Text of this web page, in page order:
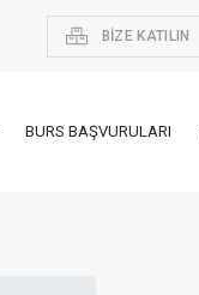
BİZE KATILIN
BURS BAŞVURULARI